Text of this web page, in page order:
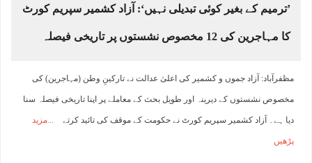
’ترمیم کے بغیر کوئی تبدیلی نہیں‘: آزاد کشمیر سپریم کورٹ
کا مہاجرین کی 12 مخصوص نشستوں پر تاریخی فیصلہ
مظفرآباد: آزاد جموں و کشمیر کی اعلیٰ عدالت نے تارکینِ وطن (مہاجرین) کی
مخصوص نشستوں کے دیرینہ اور طویل بحث کے معاملے پر اپنا تاریخی فیصلہ سنا
دیا ہے۔ آزاد کشمیر سپریم کورٹ نے حکومت کے موقف کی تائید کرتے مزید
پڑھیں